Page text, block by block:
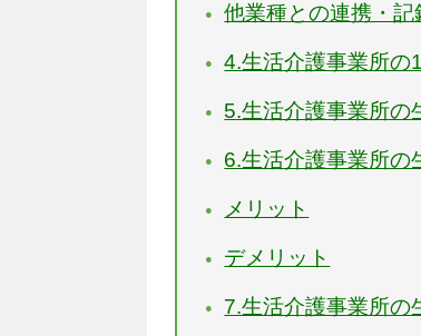
他業種との連携・記
4.生活介護事業所の
5.生活介護事業所の
6.生活介護事業所の
メリット
デメリット
7.生活介護事業所の